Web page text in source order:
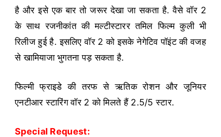
है और इसे एक बार तो जरूर देखा जा सकता है. वैसे वॉर 2
के साथ रजनीकांत की मल्टीस्टारर तमिल फिल्म कुली भी
रिलीज हुई है. इसलिए वॉर 2 को इसके नेगेटिव पॉइंट की वजह
से खामियाजा भुगतना पड़ सकता है.
फिल्मी फ्राइडे की तरफ से ऋतिक रोशन और जूनियर
एनटीआर स्टारिंग वॉर 2 को मिलते हैं 2.5/5 स्टार.
Special Request: